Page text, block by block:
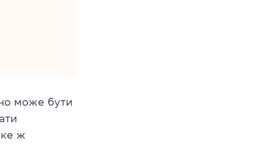
може бути
ж